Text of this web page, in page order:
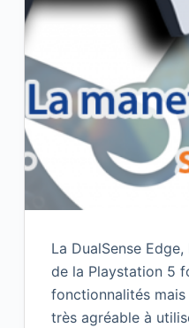
La DualSense
de la Playstation 5
fonctionnalités mais
très agréable à